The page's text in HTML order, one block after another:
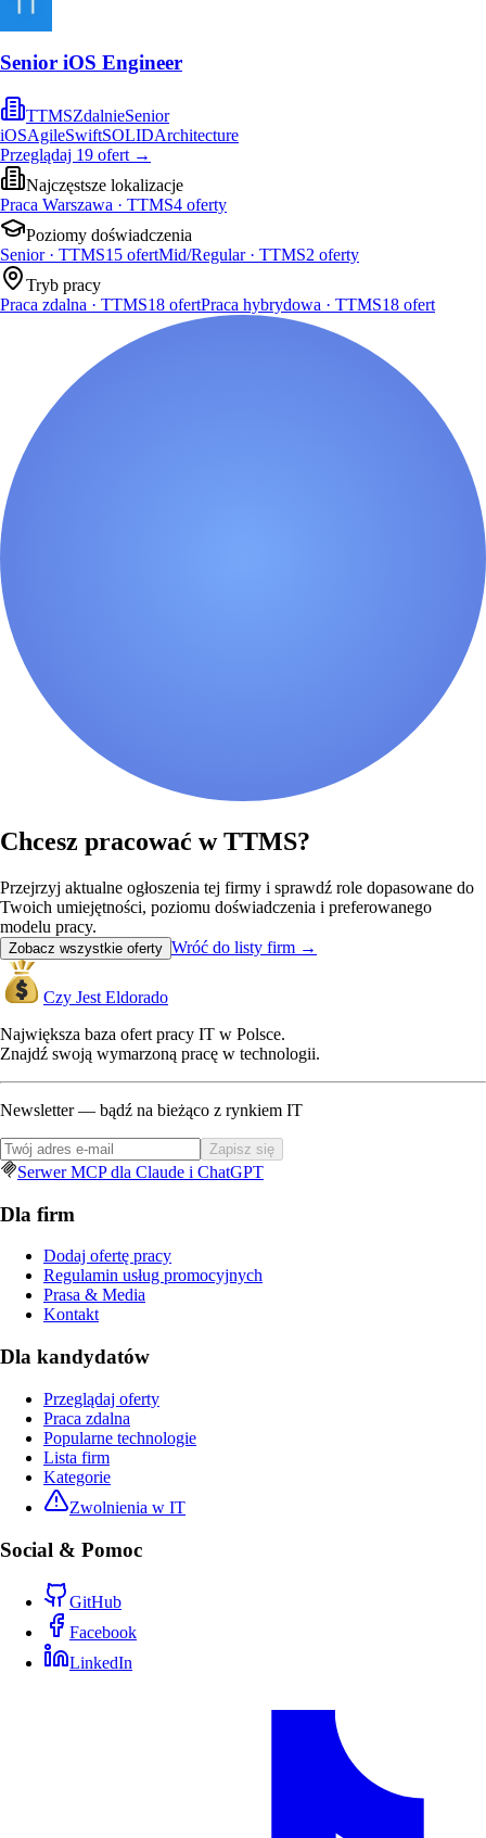
Senior iOS Engineer
TTMSZdalnieSenior
iOSAgileSwiftSOLIDArchitecture
Przeglądaj 19 ofert →
Najczęstsze lokalizacje
Praca Warszawa · TTMS4 oferty
Poziomy doświadczenia
Senior · TTMS15 ofertMid/Regular · TTMS2 oferty
Tryb pracy
Praca zdalna · TTMS18 ofertPraca hybrydowa · TTMS18 ofert
Chcesz pracować w TTMS?
Przejrzyj aktualne ogłoszenia tej firmy i sprawdź role dopasowane do
Twoich umiejętności, poziomu doświadczenia i preferowanego
modelu pracy.
Zobacz wszystkie oferty Wróć do listy firm →
Czy Jest Eldorado
Największa baza ofert pracy IT w Polsce.
Znajdź swoją wymarzoną pracę w technologii.
Newsletter — bądź na bieżąco z rynkiem IT
Zapisz się
Serwer MCP dla Claude i ChatGPT
Dla firm
Dodaj ofertę pracy
Regulamin usług promocyjnych
Prasa & Media
Kontakt
Dla kandydatów
Przeglądaj oferty
Praca zdalna
Popularne technologie
Lista firm
Kategorie
Zwolnienia w IT
Social & Pomoc
GitHub
Facebook
LinkedIn